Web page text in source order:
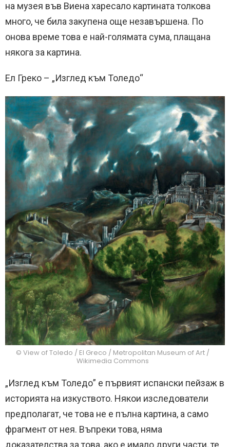
на музея във Виена харесало картината толкова
много, че била закупена още незавършена. По
онова време това е най-голямата сума, плащана
някога за картина.
Ел Греко – „Изглед към Толедо“
© View of Toledo / El Greco / Metropolitan Museum of Art /
Wikimedia Commons
„Изглед към Толедо” е първият испански пейзаж в
историята на изкуството. Някои изследователи
предполагат, че това не е пълна картина, а само
фрагмент от нея. Въпреки това, няма
доказателства за това, ако е имало други части, те